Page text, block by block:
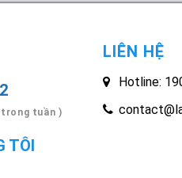
tuần )
TÔI
LIÊN HỆ
Hotline: